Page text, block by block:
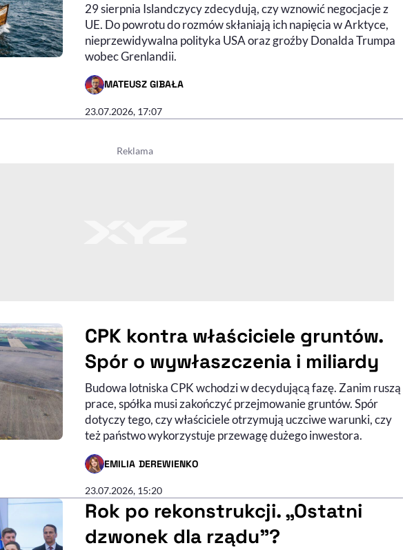
29 sierpnia Islandczycy zdecydują, czy wznowić negocjacje z
UE. Do powrotu do rozmów skłaniają ich napięcia w Arktyce,
nieprzewidywalna polityka USA oraz groźby Donalda Trumpa
wobec Grenlandii.
MATEUSZ GIBAŁA
- AUTOR ARTYKUŁU - PROFIL
23.07.2026, 17:07
CPK kontra właściciele gruntów.
Spór o wywłaszczenia i miliardy
Budowa lotniska CPK wchodzi w decydującą fazę. Zanim ruszą
prace, spółka musi zakończyć przejmowanie gruntów. Spór
dotyczy tego, czy właściciele otrzymują uczciwe warunki, czy
też państwo wykorzystuje przewagę dużego inwestora.
EMILIA DEREWIENKO
- AUTOR ARTYKUŁU - PROFIL
23.07.2026, 15:20
Rok po rekonstrukcji. „Ostatni
dzwonek dla rządu”?